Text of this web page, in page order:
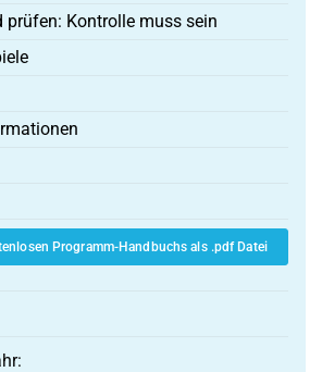
prüfen: Kontrolle muss sein
Programm-Handbuchs als .pdf Datei